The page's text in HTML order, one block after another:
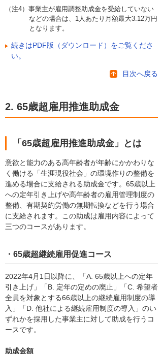
（注4）事業主が雇用調整助成金を受給していない
などの場合は、1人あたり月額最大3.12万円
となります。
続きはPDF版（ダウンロード）をご覧くださ
い。
目次へ戻る
2. 65歳超雇用推進助成金
「65歳超雇用推進助成金」とは
意欲と能力のある高年齢者が年齢にかかわりな
く働ける「生涯現役社会」の環境作りの整備を
進める場合に支給される助成金です。65歳以上
への定年引き上げや高年齢者の雇用管理制度の
整備、有期契約労働の無期転換などを行う場合
に支給されます。この助成は雇用内容によって
三つのコースがあります。
・65歳超継続雇用促進コース
2022年4月1日以降に、「A. 65歳以上への定年
引き上げ」「B. 定年の定めの廃止」「C. 希望者
全員を対象とする66歳以上の継続雇用制度の導
入」「D. 他社による継続雇用制度の導入」のい
ずれかを採用した事業主に対して助成を行うコ
ースです。
助成金額